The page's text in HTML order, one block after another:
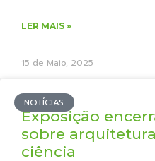
LER MAIS »
15 de Maio, 2025
NOTÍCIAS
Exposição
sobre
ciência